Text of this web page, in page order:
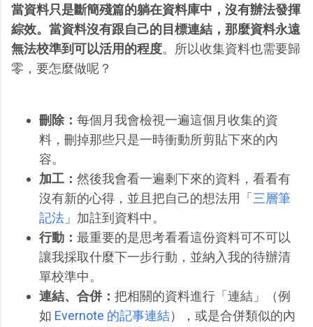
當資料只是斷簡殘篇的躺在資料庫中，沒有辦法發揮
綜效。當資料沒有跟自己的目標連結，那麼資料永遠
無法校準到可以活用的程度。所以收集資料也需要歸
零，要怎麼做呢？
刪除： 每個月我會檢視一遍這個月收集的資
料，刪掉那些只是一時衝動所剪貼下來的內
容。
加工： 然後我會看一遍剩下來的資料，看看有
沒有新的心得，並且把自己的想法用「 三層筆
記法 」加註到資料中。
行動： 最重要的是思考看看這份資料可不可以
讓我採取什麼下一步行動，並納入我的待辦清
單校準中。
連結、合併： 把相關的資料進行「連結」（例
如 Evernote 的記事連結），或是合併類似的內